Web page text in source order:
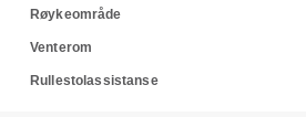
Røykeområde
Venterom
Rullestolassistanse